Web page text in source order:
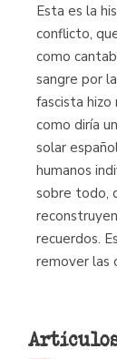
Esta es la
conflicto,
como
sangre por
fascista
como diría
solar
humanos
sobre todo,
recuerdos.
remover las